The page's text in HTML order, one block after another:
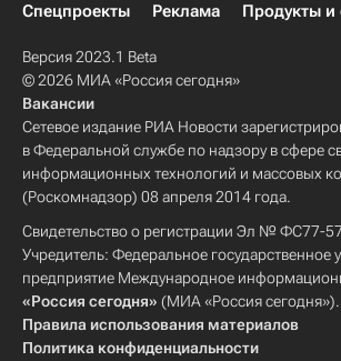
Спецпроекты
Реклама Продукты и
Версия 2023.1 Beta
© 2026 МИА «Россия сегодня»
Вакансии
Сетевое издание РИА Новости
в Федеральной службе по надзору в сфере
информационных технологий и массовых
(Роскомнадзор) 08 апреля 2014 года.
Свидетельство о регистрации Эл № ФС77-
Учредитель: Федеральное государственное
предприятие Международное
«Россия сегодня» (МИА «Россия сегодня»).
Правила использования материалов
Политика конфиденциальности